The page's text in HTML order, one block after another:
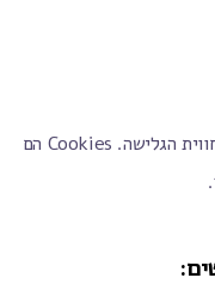
האתר משתמש ב-Cookies כדי לשפר את חווית הגלישה. Cookies הם